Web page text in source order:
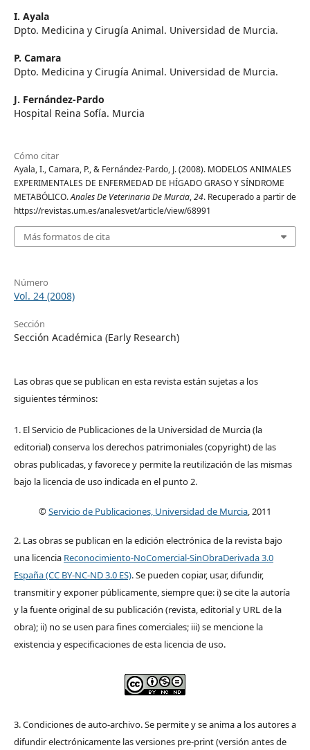
I. Ayala
Dpto. Medicina y Cirugía Animal. Universidad de Murcia.
P. Camara
Dpto. Medicina y Cirugía Animal. Universidad de Murcia.
J. Fernández-Pardo
Hospital Reina Sofía. Murcia
Cómo citar
Ayala, I., Camara, P., & Fernández-Pardo, J. (2008). MODELOS ANIMALES
EXPERIMENTALES DE ENFERMEDAD DE HÍGADO GRASO Y SÍNDROME
METABÓLICO.Anales De Veterinaria De Murcia,24. Recuperado a partir de
https://revistas.um.es/analesvet/article/view/68991
Más formatos de cita
Número
Vol. 24 (2008)
Sección
Sección Académica (Early Research)
Las obras que se publican en esta revista están sujetas a los
siguientes términos:
1. El Servicio de Publicaciones de la Universidad de Murcia (la
editorial) conserva los derechos patrimoniales (copyright) de las
obras publicadas, y favorece y permite la reutilización de las mismas
bajo la licencia de uso indicada en el punto 2.
©Servicio de Publicaciones, Universidad de Murcia, 2011
2. Las obras se publican en la edición electrónica de la revista bajo
una licencia Reconocimiento-NoComercial-SinObraDerivada 3.0
España (CC BY-NC-ND 3.0 ES). Se pueden copiar, usar, difundir,
transmitir y exponer públicamente, siempre que: i) se cite la autoría
y la fuente original de su publicación (revista, editorial y URL de la
obra); ii) no se usen para fines comerciales; iii) se mencione la
existencia y especificaciones de esta licencia de uso.
3. Condiciones de auto-archivo. Se permite y se anima a los autores a
difundir electrónicamente las versiones pre-print (versión antes de